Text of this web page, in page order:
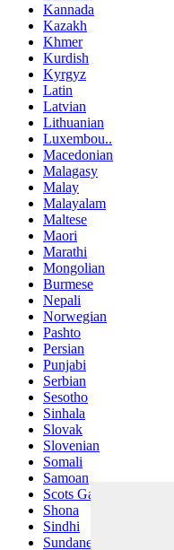
Kannada
Kazakh
Khmer
Kurdish
Kyrgyz
Latin
Latvian
Lithuanian
Luxembou..
Macedonian
Malagasy
Malay
Malayalam
Maltese
Maori
Marathi
Mongolian
Burmese
Nepali
Norwegian
Pashto
Persian
Punjabi
Serbian
Sesotho
Sinhala
Slovak
Slovenian
Somali
Samoan
Scots Gaelic
Shona
Sindhi
Sundanese